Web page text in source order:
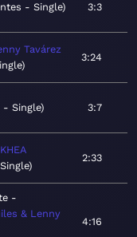
- Single 3:3
Tavárez
3:24
- Single 3:7
KHEA
2:33
& Lenny
4:16